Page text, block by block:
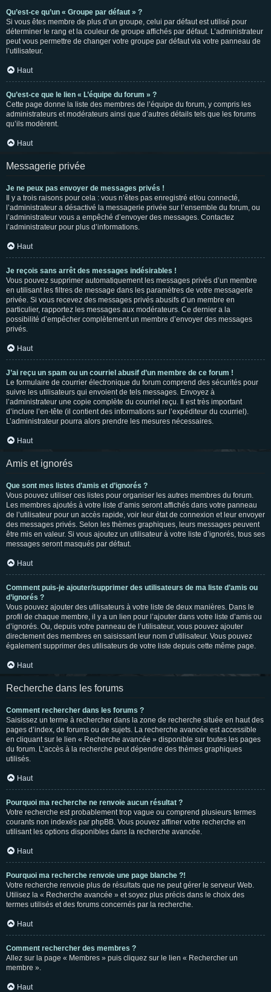
Qu’est-ce qu’un « Groupe par défaut » ?
Si vous êtes membre de plus d’un groupe, celui par défaut est utilisé pour
déterminer le rang et la couleur de groupe affichés par défaut. L’administrateur
peut vous permettre de changer votre groupe par défaut via votre panneau de
l’utilisateur.
Haut
Qu’est-ce que le lien « L’équipe du forum » ?
Cette page donne la liste des membres de l’équipe du forum, y compris les
administrateurs et modérateurs ainsi que d’autres détails tels que les forums
qu’ils modèrent.
Haut
Messagerie privée
Je ne peux pas envoyer de messages privés !
Il y a trois raisons pour cela : vous n’êtes pas enregistré et/ou connecté,
l’administrateur a désactivé la messagerie privée sur l’ensemble du forum, ou
l’administrateur vous a empêché d’envoyer des messages. Contactez
l’administrateur pour plus d’informations.
Haut
Je reçois sans arrêt des messages indésirables !
Vous pouvez supprimer automatiquement les messages privés d’un membre
en utilisant les filtres de message dans les paramètres de votre messagerie
privée. Si vous recevez des messages privés abusifs d’un membre en
particulier, rapportez les messages aux modérateurs. Ce dernier a la
possibilité d’empêcher complètement un membre d’envoyer des messages
privés.
Haut
J’ai reçu un spam ou un courriel abusif d’un membre de ce forum !
Le formulaire de courrier électronique du forum comprend des sécurités pour
suivre les utilisateurs qui envoient de tels messages. Envoyez à
l’administrateur une copie complète du courriel reçu. Il est très important
d’inclure l’en-tête (il contient des informations sur l’expéditeur du courriel).
L’administrateur pourra alors prendre les mesures nécessaires.
Haut
Amis et ignorés
Que sont mes listes d’amis et d’ignorés ?
Vous pouvez utiliser ces listes pour organiser les autres membres du forum.
Les membres ajoutés à votre liste d’amis seront affichés dans votre panneau
de l’utilisateur pour un accès rapide, voir leur état de connexion et leur envoyer
des messages privés. Selon les thèmes graphiques, leurs messages peuvent
être mis en valeur. Si vous ajoutez un utilisateur à votre liste d’ignorés, tous ses
messages seront masqués par défaut.
Haut
Comment puis-je ajouter/supprimer des utilisateurs de ma liste d’amis ou
d’ignorés ?
Vous pouvez ajouter des utilisateurs à votre liste de deux manières. Dans le
profil de chaque membre, il y a un lien pour l’ajouter dans votre liste d’amis ou
d’ignorés. Ou, depuis votre panneau de l’utilisateur, vous pouvez ajouter
directement des membres en saisissant leur nom d’utilisateur. Vous pouvez
également supprimer des utilisateurs de votre liste depuis cette même page.
Haut
Recherche dans les forums
Comment rechercher dans les forums ?
Saisissez un terme à rechercher dans la zone de recherche située en haut des
pages d’index, de forums ou de sujets. La recherche avancée est accessible
en cliquant sur le lien « Recherche avancée » disponible sur toutes les pages
du forum. L’accès à la recherche peut dépendre des thèmes graphiques
utilisés.
Haut
Pourquoi ma recherche ne renvoie aucun résultat ?
Votre recherche est probablement trop vague ou comprend plusieurs termes
courants non indexés par phpBB. Vous pouvez affiner votre recherche en
utilisant les options disponibles dans la recherche avancée.
Haut
Pourquoi ma recherche renvoie une page blanche ?!
Votre recherche renvoie plus de résultats que ne peut gérer le serveur Web.
Utilisez la « Recherche avancée » et soyez plus précis dans le choix des
termes utilisés et des forums concernés par la recherche.
Haut
Comment rechercher des membres ?
Allez sur la page « Membres » puis cliquez sur le lien « Rechercher un
membre ».
Haut